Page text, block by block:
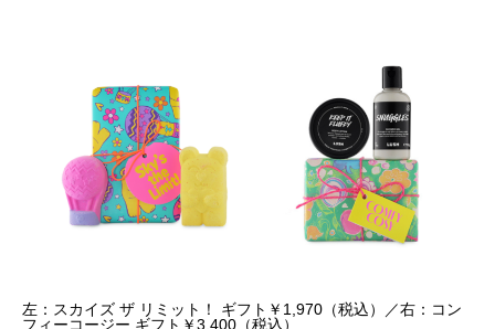
左：スカイズ ザ リミット！ ギフト￥1,970（税込）／右：コン
フィーコージー ギフト￥3,400（税込）